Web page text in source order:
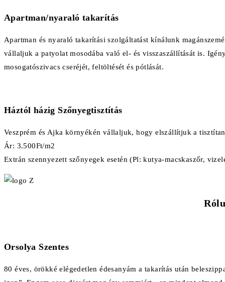
Apartman/nyaraló takarítás
Apartman és nyaraló takarítási szolgáltatást kínálunk
vállaljuk a patyolat mosodába való el- és visszaszállítását is.
mosogatószivacs cseréjét, feltöltését és pótlását.
Háztól házig Szőnyegtisztítás
Veszprém és Ajka környékén vállaljuk, hogy elszállítjuk a
Ár: 3.500Ft/m2
Extrán szennyezett szőnyegek esetén (Pl: kutya-macskaszőr,
Orsolya Szentes
80 éves, örökké elégedetlen édesanyám a takarítás után